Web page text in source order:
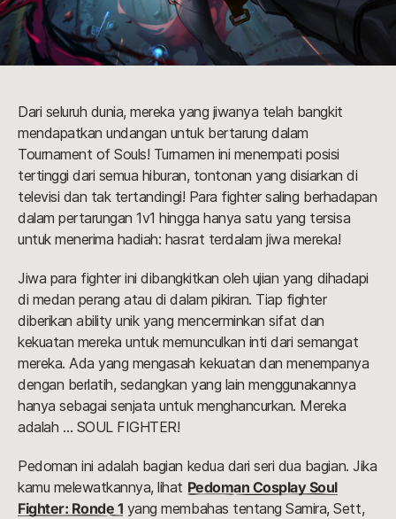
Dari seluruh dunia, mereka yang jiwanya telah bangkit
mendapatkan undangan untuk bertarung dalam
Tournament of Souls! Turnamen ini menempati posisi
tertinggi dari semua hiburan, tontonan yang disiarkan di
televisi dan tak tertandingi! Para fighter saling berhadapan
dalam pertarungan 1v1 hingga hanya satu yang tersisa
untuk menerima hadiah: hasrat terdalam jiwa mereka!
Jiwa para fighter ini dibangkitkan oleh ujian yang dihadapi
di medan perang atau di dalam pikiran. Tiap fighter
diberikan ability unik yang mencerminkan sifat dan
kekuatan mereka untuk memunculkan inti dari semangat
mereka. Ada yang mengasah kekuatan dan menempanya
dengan berlatih, sedangkan yang lain menggunakannya
hanya sebagai senjata untuk menghancurkan. Mereka
adalah … SOUL FIGHTER!
Pedoman ini adalah bagian kedua dari seri dua bagian. Jika
kamu melewatkannya, lihat Pedoman Cosplay Soul
Fighter: Ronde 1 yang membahas tentang Samira, Sett,